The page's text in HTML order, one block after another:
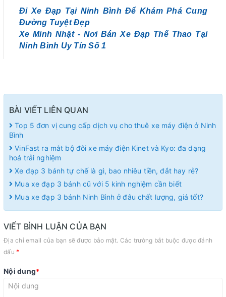
Đi Xe Đạp Tại Ninh Bình Để Khám Phá Cung
Đường Tuyệt Đẹp
Xe Minh Nhật - Nơi Bán Xe Đạp Thể Thao Tại
Ninh Bình Uy Tín Số 1
BÀI VIẾT LIÊN QUAN
Top 5 đơn vị cung cấp dịch vụ cho thuê xe máy điện ở Ninh
Bình
VinFast ra mắt bộ đôi xe máy điện Kinet và Kyo: đa dạng
hoá trải nghiệm
Xe đạp 3 bánh tự chế là gì, bao nhiêu tiền, đắt hay rẻ?
Mua xe đạp 3 bánh cũ với 5 kinh nghiệm cần biết
Mua xe đạp 3 bánh Ninh Bình ở đâu chất lượng, giá tốt?
VIẾT BÌNH LUẬN CỦA BẠN
Địa chỉ email của bạn sẽ được bảo mật. Các trường bắt buộc được đánh
dấu *
Nội dung*